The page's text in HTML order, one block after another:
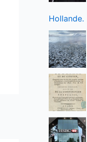
Hollande.